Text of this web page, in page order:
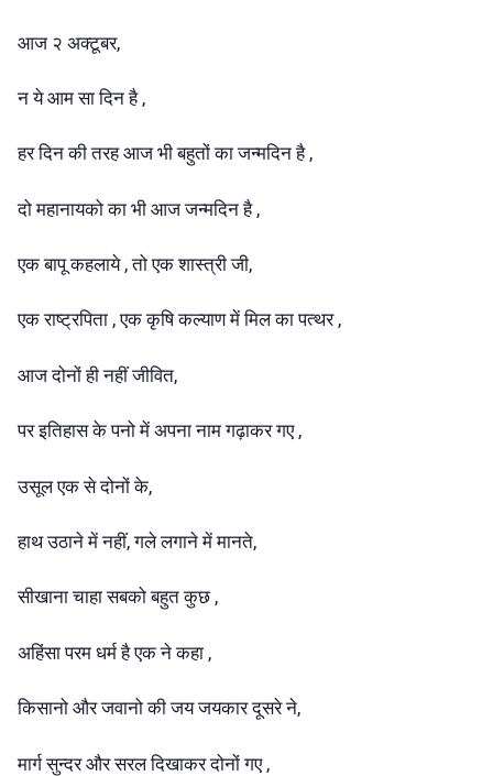
आज २ अक्टूबर,
न ये आम सा दिन है ,
हर दिन की तरह आज भी बहुतों का जन्मदिन है ,
दो महानायको का भी आज जन्मदिन है ,
एक बापू कहलाये , तो एक शास्त्री जी,
एक राष्ट्रपिता , एक कृषि कल्याण में मिल का पत्थर ,
आज दोनों ही नहीं जीवित,
पर इतिहास के पनो में अपना नाम गढ़ाकर गए ,
उसूल एक से दोनों के,
हाथ उठाने में नहीं, गले लगाने में मानते,
सीखाना चाहा सबको बहुत कुछ ,
अहिंसा परम धर्म है एक ने कहा ,
किसानो और जवानो की जय जयकार दूसरे ने,
मार्ग सुन्दर और सरल दिखाकर दोनों गए ,